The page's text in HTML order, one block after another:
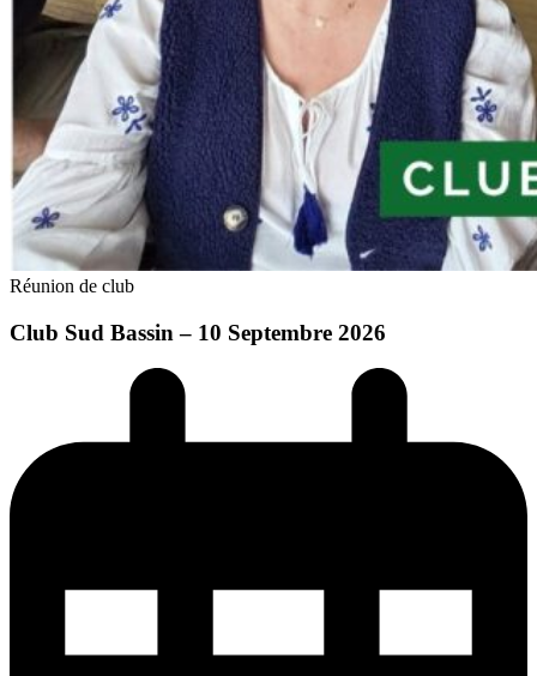
Réunion de club
Club Sud Bassin – 10 Septembre 2026